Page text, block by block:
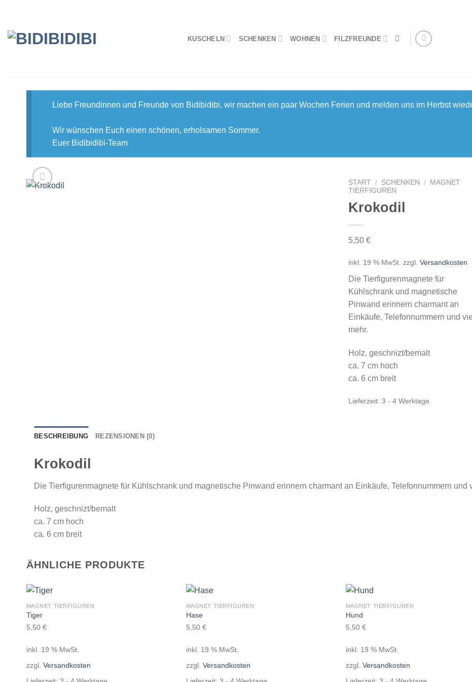
springen
KUSCHELN SCHENKEN WOHNEN FILZFREUNDE
Liebe Freundinnen und Freunde von Bidibidibi, wir machen ein paar Wochen Ferien und melden uns im Herbst
Wir wünschen Euch einen schönen, erholsamen Sommer.
Euer Bidibidibi-Team
START / SCHENKEN /
MAGNET
TIERFIGUREN
Krokodil
5,50 €
inkl. 19 % MwSt. zzgl. Versandkosten
Die Tierfigurenmagnete für
Kühlschrank und magnetische
Pinwand erinnern charmant an
Einkäufe, Telefonnummern und
mehr.
Holz, geschnizt/bemalt
ca. 7 cm hoch
ca. 6 cm breit
Lieferzeit: 3 - 4 Werktage
BESCHREIBUNG REZENSIONEN (0)
Krokodil
Die Tierfigurenmagnete für Kühlschrank und magnetische Pinwand erinnern charmant an Einkäufe, Telefonnummern und
Holz, geschnizt/bemalt
ca. 7 cm hoch
ca. 6 cm breit
ÄHNLICHE PRODUKTE
MAGNET TIERFIGUREN
Tiger
5,50 €
inkl. 19 % MwSt.
zzgl. Versandkosten
MAGNET TIERFIGUREN
Hase
5,50 €
inkl. 19 % MwSt.
zzgl. Versandkosten
MAGNET TIERFIGUREN
Hund
5,50 €
inkl. 19 % MwSt.
zzgl. Versandkosten